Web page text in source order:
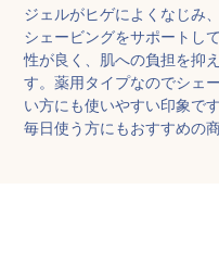
ジェルがヒゲによくなじみ
シェービングをサポートし
性が良く、肌への負担を抑
す。薬用タイプなのでシェ
い方にも使いやすい印象で
毎日使う方にもおすすめの商